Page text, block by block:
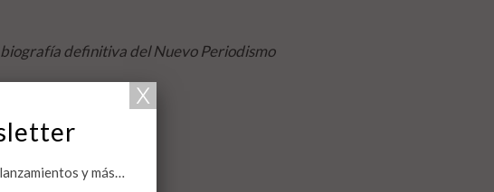
biografía definitiva del Nuevo Periodismo
El País
páginas
y más…